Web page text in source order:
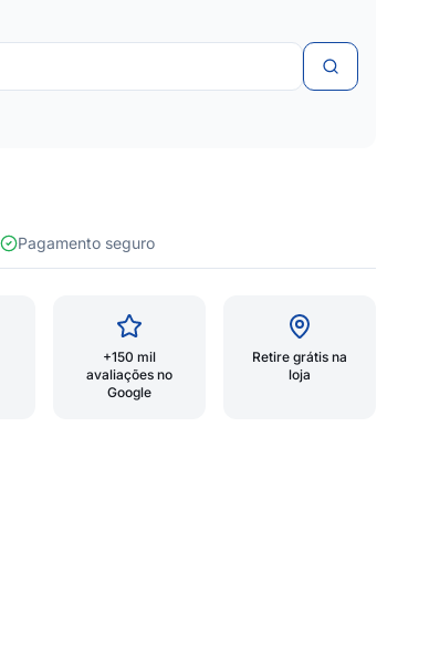
Pagamento seguro
+150 mil
avaliações no
Google
Retire grátis na
loja